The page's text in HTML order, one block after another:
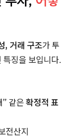
, 거래 구조가 투
징을 보입니다.
같은 확정적 표
전산지